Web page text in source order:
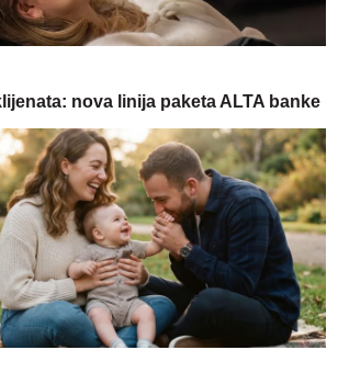
nova linija paketa ALTA banke